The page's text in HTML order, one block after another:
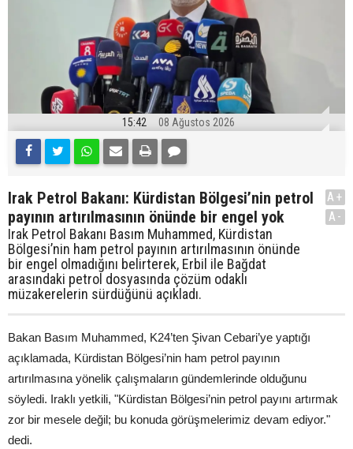
15:42 08 Ağustos 2026
Irak Petrol Bakanı: Kürdistan Bölgesi’nin petrol
payının artırılmasının önünde bir engel yok
Irak Petrol Bakanı Basım Muhammed, Kürdistan
Bölgesi’nin ham petrol payının artırılmasının önünde
bir engel olmadığını belirterek, Erbil ile Bağdat
arasındaki petrol dosyasında çözüm odaklı
müzakerelerin sürdüğünü açıkladı.
A+
A-
Bakan Basım Muhammed, K24’ten Şivan Cebari’ye yaptığı
açıklamada, Kürdistan Bölgesi’nin ham petrol payının
artırılmasına yönelik çalışmaların gündemlerinde olduğunu
söyledi. Iraklı yetkili, "Kürdistan Bölgesi’nin petrol payını artırmak
zor bir mesele değil; bu konuda görüşmelerimiz devam ediyor."
dedi.